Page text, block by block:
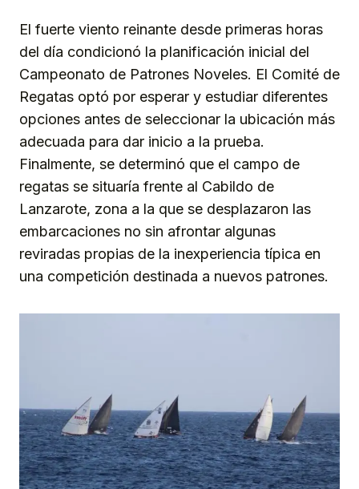
El fuerte viento reinante desde primeras horas
del día condicionó la planificación inicial del
Campeonato de Patrones Noveles. El Comité de
Regatas optó por esperar y estudiar diferentes
opciones antes de seleccionar la ubicación más
adecuada para dar inicio a la prueba.
Finalmente, se determinó que el campo de
regatas se situaría frente al Cabildo de
Lanzarote, zona a la que se desplazaron las
embarcaciones no sin afrontar algunas
reviradas propias de la inexperiencia típica en
una competición destinada a nuevos patrones.